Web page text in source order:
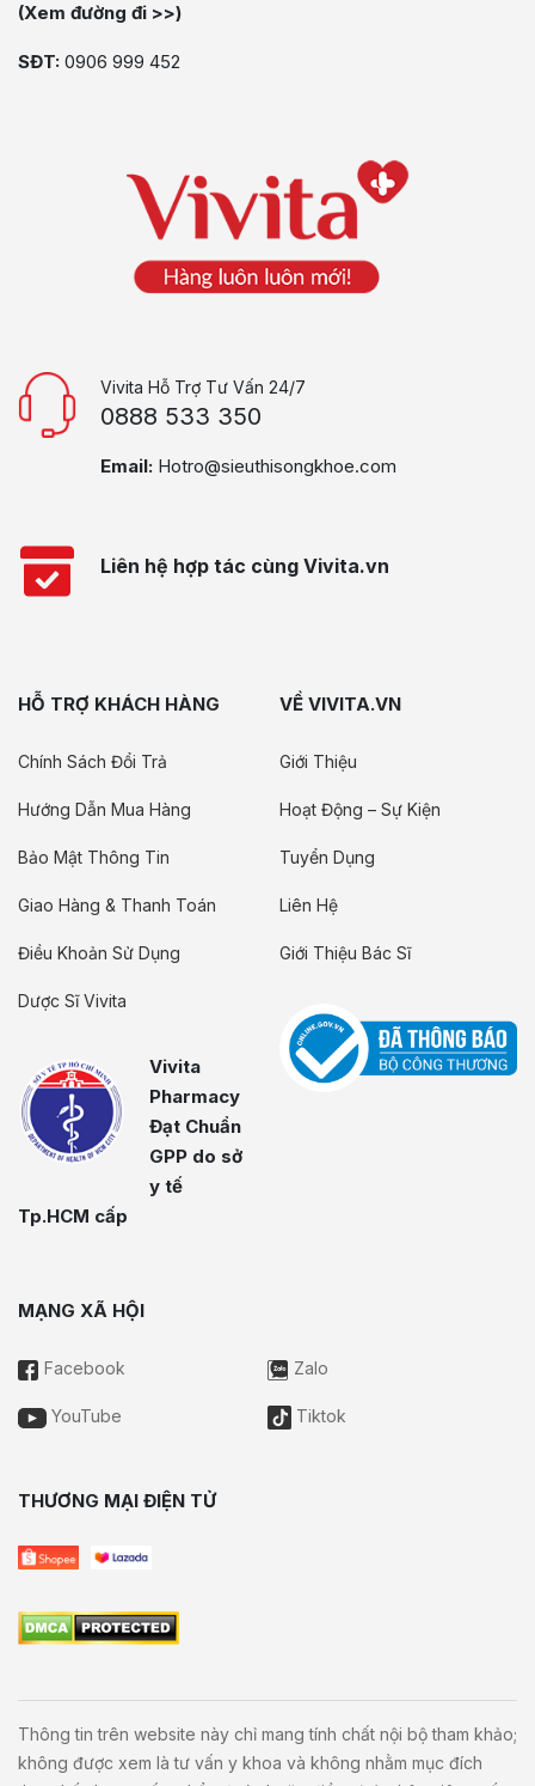
(Xem đường đi >>)
SĐT: 0906 999 452
Vivita Hỗ Trợ Tư Vấn 24/7
0888 533 350
Email: Hotro@sieuthisongkhoe.com
Liên hệ hợp tác cùng Vivita.vn
HỖ TRỢ KHÁCH HÀNG
Chính Sách Đổi Trả
Hướng Dẫn Mua Hàng
Bảo Mật Thông Tin
Giao Hàng & Thanh Toán
Điều Khoản Sử Dụng
Dược Sĩ Vivita
Vivita
Pharmacy
Đạt Chuẩn
GPP do sở
y tế
Tp.HCM cấp
VỀ VIVITA.VN
Giới Thiệu
Hoạt Động – Sự Kiện
Tuyển Dụng
Liên Hệ
Giới Thiệu Bác Sĩ
MẠNG XÃ HỘI
Facebook Zalo
YouTube Tiktok
THƯƠNG MẠI ĐIỆN TỬ
Thông tin trên website này chỉ mang tính chất nội bộ tham khảo;
không được xem là tư vấn y khoa và không nhằm mục đích